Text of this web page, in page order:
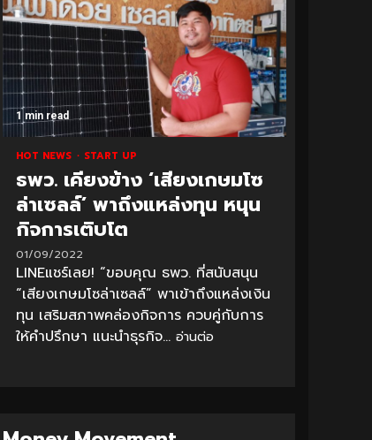
1 min read
HOT NEWS START UP
ธพว. เคียงข้าง ‘เสียงเกษมโซ
ล่าเซลล์’ พาถึงแหล่งทุน หนุน
กิจการเติบโต
01/09/2022
LINEแชร์เลย! “ขอบคุณ ธพว. ที่สนับสนุน
“เสียงเกษมโซล่าเซลล์” พาเข้าถึงแหล่งเงิน
ทุน เสริมสภาพคล่องกิจการ ควบคู่กับการ
ให้คำปรึกษา แนะนำธุรกิจ... อ่านต่อ